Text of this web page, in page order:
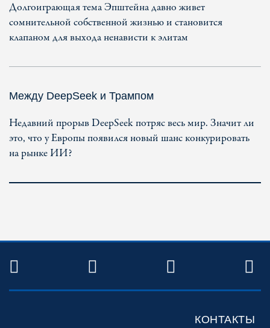
Долгоиграющая тема Эпштейна давно живет
сомнительной собственной жизнью и становится
клапаном для выхода ненависти к элитам
Между DeepSeek и Трампом
Недавний прорыв DeepSeek потряс весь мир. Значит ли
это, что у Европы появился новый шанс конкурировать
на рынке ИИ?
TWITTER FACEBOOKYOUTUBE
КОНТАКТЫ